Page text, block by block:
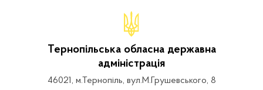
Тернопільська обласна державна
адміністрація
46021, м.Тернопіль, вул.М.Грушевського, 8